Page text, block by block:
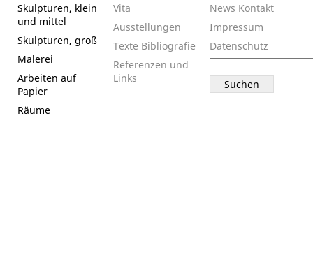
Skulpturen, klein
und mittel
Skulpturen, groß
Malerei
Arbeiten auf
Papier
Räume
Vita
Ausstellungen
Texte Bibliografie
Referenzen und
Links
News Kontakt
Impressum
Datenschutz
nach: